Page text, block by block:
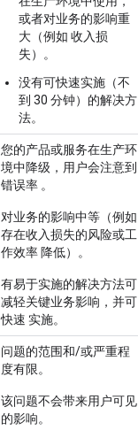
或者对业务的影响重
大（例如 收入损
失）。
没有可快速实施（不
到 30 分钟）的解决方
法。
您的产品或服务在生产环
境中降级，用户会注意到
错误率 。
对业务的影响中等（例如
存在收入损失的风险或工
作效率 降低）。
有易于实施的解决方法可
减轻关键业务影响，并可
快速 实施。
问题的范围和/或严重程
度有限。
该问题不会带来用户可见
的影响。